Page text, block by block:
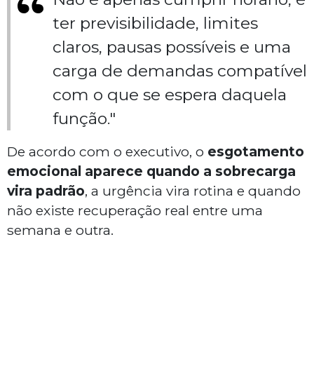
ter previsibilidade, limites
claros, pausas possíveis e uma
carga de demandas compatível
com o que se espera daquela
função."
De acordo com o executivo, o esgotamento
emocional aparece quando a sobrecarga
vira padrão, a urgência vira rotina e quando
não existe recuperação real entre uma
semana e outra.